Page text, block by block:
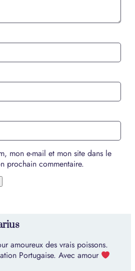
mon e-mail et mon site dans le
prochain commentaire.
amoureux des vrais poissons.
Portugaise. Avec amour